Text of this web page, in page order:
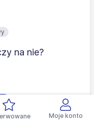
Moje konto
na nie?